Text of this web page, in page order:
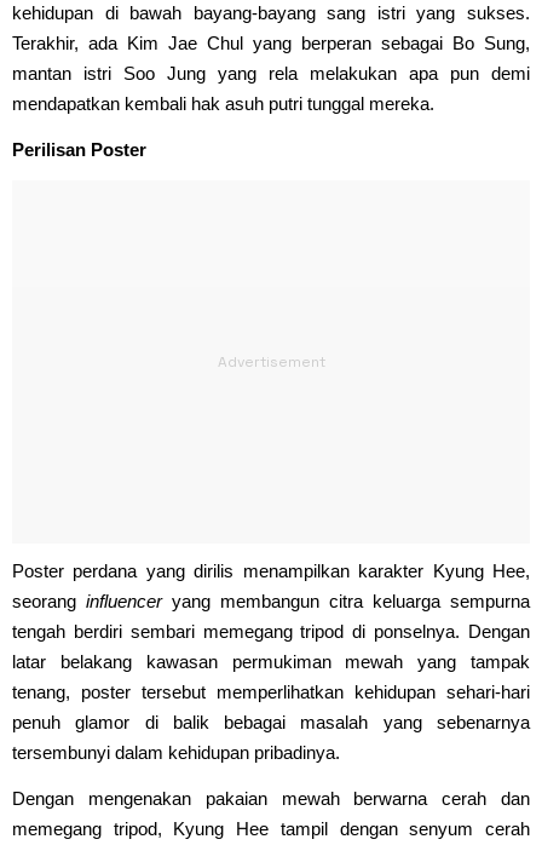
kehidupan di bawah bayang-bayang sang istri yang sukses.
Terakhir, ada Kim Jae Chul yang berperan sebagai Bo Sung,
mantan istri Soo Jung yang rela melakukan apa pun demi
mendapatkan kembali hak asuh putri tunggal mereka.
Perilisan Poster
Poster perdana yang dirilis menampilkan karakter Kyung Hee,
seorang influenceryang membangun citra keluarga sempurna
tengah berdiri sembari memegang tripod di ponselnya. Dengan
latar belakang kawasan permukiman mewah yang tampak
tenang, poster tersebut memperlihatkan kehidupan sehari-hari
penuh glamor di balik bebagai masalah yang sebenarnya
tersembunyi dalam kehidupan pribadinya.
Dengan mengenakan pakaian mewah berwarna cerah dan
memegang tripod, Kyung Hee tampil dengan senyum cerah